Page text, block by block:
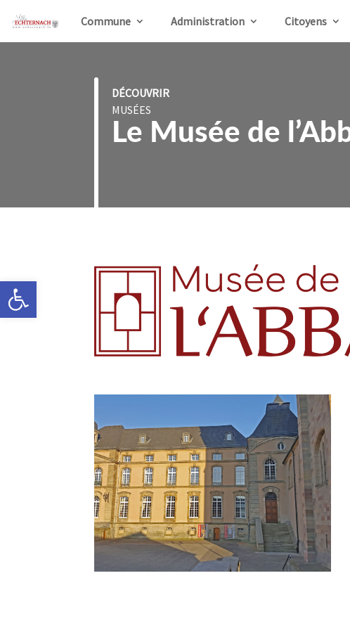
Ouvrir la barre d’outils
Commune Administration Citoyens
DÉCOUVRIR
MUSÉES
Le Musée de